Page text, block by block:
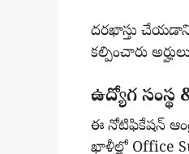
దరఖాస్తు
కల్పించారు
ఉద్యోగ సంస్థ
ఈ నోటిఫికేషన్
ఖాళీల్లో Office